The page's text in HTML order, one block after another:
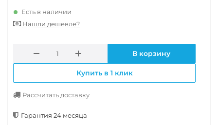
Есть в наличии
Нашли дешевле?
В корзину
Купить в 1 клик
Рассчитать доставку
Гарантия 24 месяца